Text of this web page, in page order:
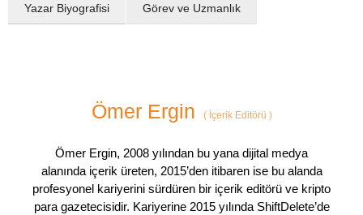
Yazar Biyografisi Görev ve Uzmanlık
Ömer Ergin (İçerik Editörü )
Ömer Ergin, 2008 yılından bu yana dijital medya
alanında içerik üreten, 2015’den itibaren ise bu alanda
profesyonel kariyerini sürdüren bir içerik editörü ve kripto
para gazetecisidir. Kariyerine 2015 yılında ShiftDelete’de